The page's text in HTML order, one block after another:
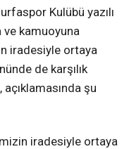
Kulübü yazılı
ve kamuoyuna
iradesiyle ortaya
de karşılık
şu
iradesiyle ortaya